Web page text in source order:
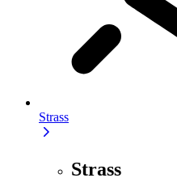
Strass
Strass